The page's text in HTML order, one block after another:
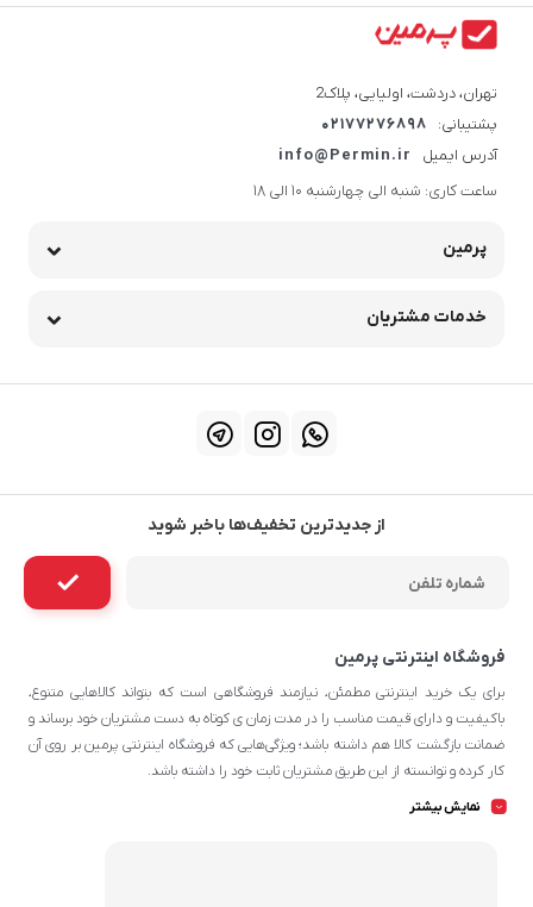
تهران، دردشت، اولیایی، پلاک2
پشتیبانی:
02177276898
آدرس ایمیل
info@Permin.ir
ساعت کاری: شنبه الی چهارشنبه 10 الی 18
پرمین
خدمات مشتریان
از جدیدترین تخفیف‌ها باخبر شوید
فروشگاه اینترنتی پرمین
برای یک خرید اینترنتی مطمئن، نیازمند فروشگاهی است که بتواند کالاهایی متنوع،
باکیفیت و دارای قیمت مناسب را در مدت زمان ی کوتاه به دست مشتریان خود برساند و
ضمانت بازگشت کالا هم داشته باشد؛ ویژگی‌هایی که فروشگاه اینترنتی پرمین بر روی آن‌
کار کرده و توانسته از این طریق مشتریان ثابت خود را داشته باشد.
چه محصولاتی در پرمین قابل سفارش
نمایش بیشتر